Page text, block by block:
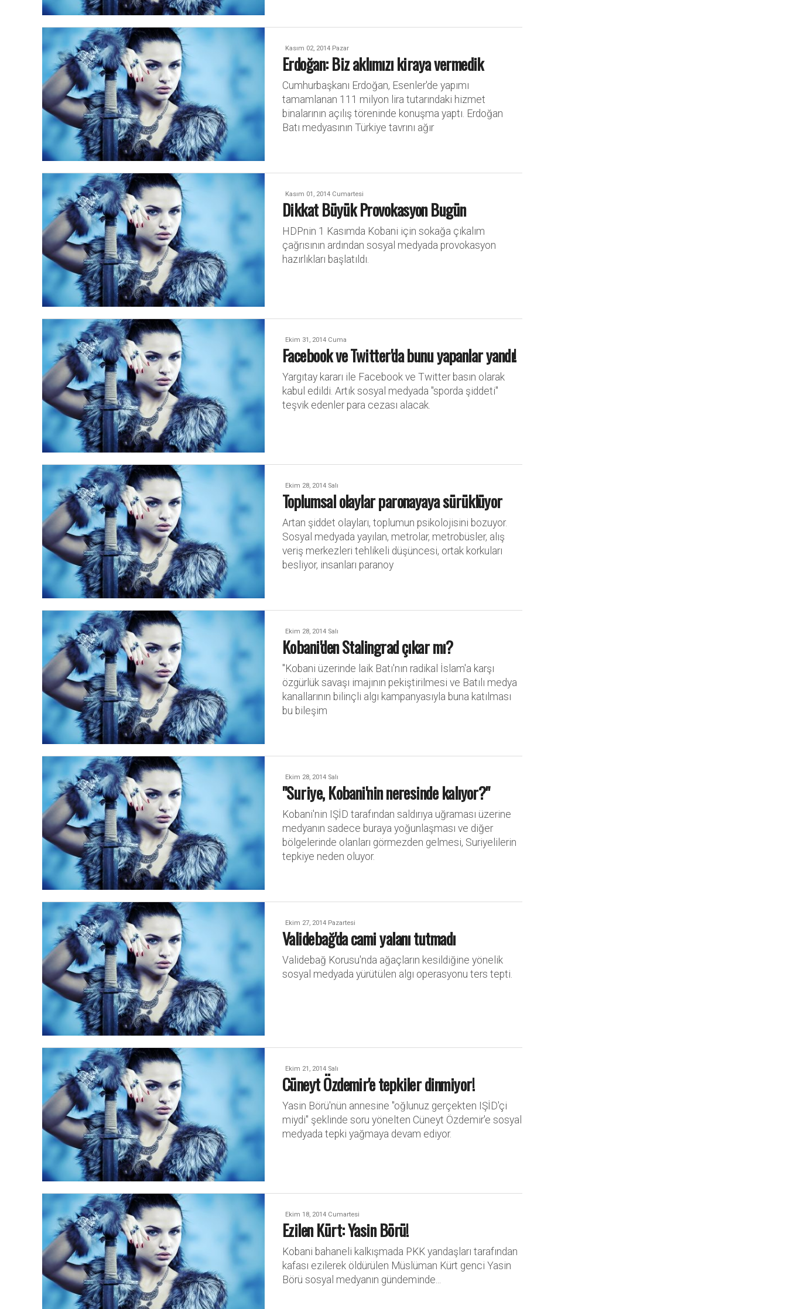
Kasım 02, 2014 Pazar
Erdoğan: Biz aklımızı kiraya vermedik
Cumhurbaşkanı Erdoğan, Esenler'de yapımı
tamamlanan 111 milyon lira tutarındaki hizmet
binalarının açılış töreninde konuşma yaptı. Erdoğan
Batı medyasının Türkiye tavrını ağır
Kasım 01, 2014 Cumartesi
Dikkat Büyük Provokasyon Bugün
HDPnin 1 Kasımda Kobani için sokağa çıkalım
çağrısının ardından sosyal medyada provokasyon
hazırlıkları başlatıldı.
Ekim 31, 2014 Cuma
Facebook ve Twitter'da bunu yapanlar yandı!
Yargıtay kararı ile Facebook ve Twitter basın olarak
kabul edildi. Artık sosyal medyada "sporda şiddeti"
teşvik edenler para cezası alacak.
Ekim 28, 2014 Salı
Toplumsal olaylar paronayaya sürüklüyor
Artan şiddet olayları, toplumun psikolojisini bozuyor.
Sosyal medyada yayılan, metrolar, metrobüsler, alış
veriş merkezleri tehlikeli düşüncesi, ortak korkuları
besliyor, insanları paranoy
Ekim 28, 2014 Salı
Kobani'den Stalingrad çıkar mı?
''Kobani üzerinde laik Batı'nın radikal İslam'a karşı
özgürlük savaşı imajının pekiştirilmesi ve Batılı medya
kanallarının bilinçli algı kampanyasıyla buna katılması
bu bileşim
Ekim 28, 2014 Salı
"Suriye, Kobani'nin neresinde kalıyor?"
Kobani'nin IŞİD tarafından saldırıya uğraması üzerine
medyanın sadece buraya yoğunlaşması ve diğer
bölgelerinde olanları görmezden gelmesi, Suriyelilerin
tepkiye neden oluyor.
Ekim 27, 2014 Pazartesi
Validebağ'da cami yalanı tutmadı
Validebağ Korusu'nda ağaçların kesildiğine yönelik
sosyal medyada yürütülen algı operasyonu ters tepti.
Ekim 21, 2014 Salı
Cüneyt Özdemir'e tepkiler dinmiyor!
Yasin Börü'nün annesine "oğlunuz gerçekten IŞİD'çi
miydi" şeklinde soru yönelten Cüneyt Özdemir'e sosyal
medyada tepki yağmaya devam ediyor.
Ekim 18, 2014 Cumartesi
Ezilen Kürt: Yasin Börü!
Kobani bahaneli kalkışmada PKK yandaşları tarafından
kafası ezilerek öldürülen Müslüman Kürt genci Yasin
Börü sosyal medyanın gündeminde...